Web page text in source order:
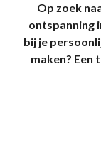
Op zoek
ontspanning
bij je
maken?